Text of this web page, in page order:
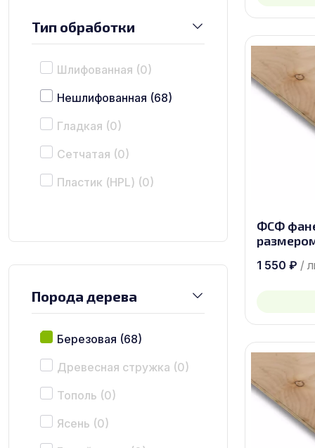
Тип обработки
Шлифованная (0)
Нешлифованная (68)
Гладкая (0)
Сетчатая (0)
Пластик (HPL) (0)
Порода дерева
Березовая (68)
Древесная стружка (0)
Тополь (0)
Ясень (0)
ФСФ
1 550 ₽ /